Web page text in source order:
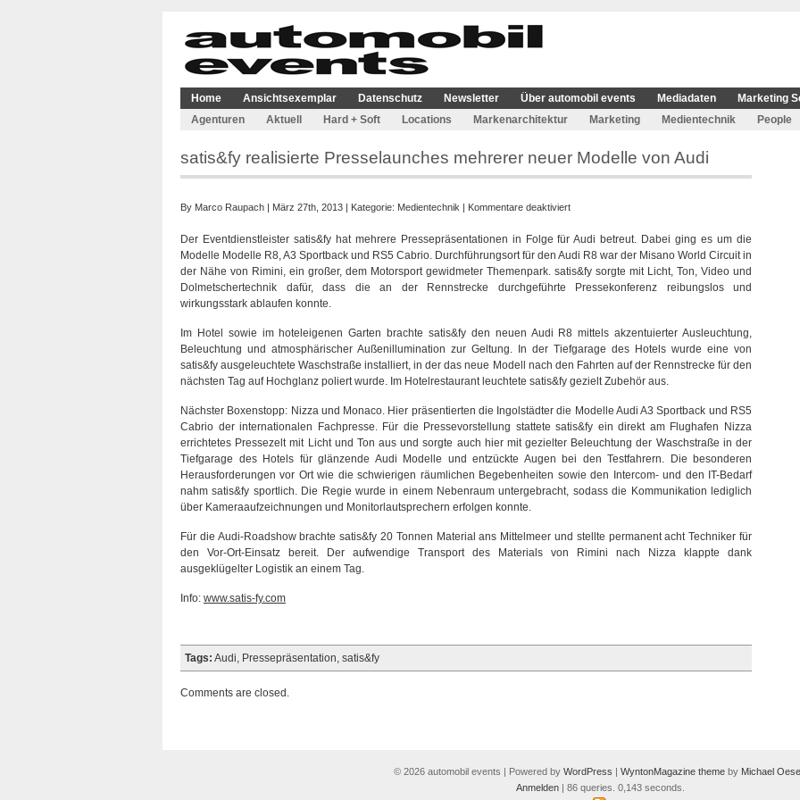
Home Ansichtsexemplar Datenschutz Newsletter Über automobil events Mediadaten
Marketing
Agenturen
Aktuell Hard + Soft Locations Markenarchitektur Marketing Medientechnik People
satis&fy realisierte Presselaunches mehrerer neuer Modelle von Audi
By Marco Raupach | März 27th, 2013 | Kategorie: Medientechnik | Kommentare deaktiviertfür
realisierte
Presselaunches
mehrerer
neuer
Audi
Der Eventdienstleister satis&fy hat mehrere Pressepräsentationen in Folge für Audi betreut. Dabei ging es um die
Modelle Modelle R8, A3 Sportback und RS5 Cabrio. Durchführungsort für den Audi R8 war der Misano World Circuit in
der Nähe von Rimini, ein großer, dem Motorsport gewidmeter Themenpark. satis&fy sorgte mit Licht, Ton, Video und
Dolmetschertechnik dafür, dass die an der Rennstrecke durchgeführte Pressekonferenz reibungslos und
wirkungsstark ablaufen konnte.
Im Hotel sowie im hoteleigenen Garten brachte satis&fy den neuen Audi R8 mittels akzentuierter Ausleuchtung,
Beleuchtung und atmosphärischer Außenillumination zur Geltung. In der Tiefgarage des Hotels wurde eine von
satis&fy ausgeleuchtete Waschstraße installiert, in der das neue Modell nach den Fahrten auf der Rennstrecke für den
nächsten Tag auf Hochglanz poliert wurde. Im Hotelrestaurant leuchtete satis&fy gezielt Zubehör aus.
Nächster Boxenstopp: Nizza und Monaco. Hier präsentierten die Ingolstädter die Modelle Audi A3 Sportback und RS5
Cabrio der internationalen Fachpresse. Für die Pressevorstellung stattete satis&fy ein direkt am Flughafen Nizza
errichtetes Pressezelt mit Licht und Ton aus und sorgte auch hier mit gezielter Beleuchtung der Waschstraße in der
Tiefgarage des Hotels für glänzende Audi Modelle und entzückte Augen bei den Testfahrern. Die besonderen
Herausforderungen vor Ort wie die schwierigen räumlichen Begebenheiten sowie den Intercom- und den IT-Bedarf
nahm satis&fy sportlich. Die Regie wurde in einem Nebenraum untergebracht, sodass die Kommunikation lediglich
über Kameraaufzeichnungen und Monitorlautsprechern erfolgen konnte.
Für die Audi-Roadshow brachte satis&fy 20 Tonnen Material ans Mittelmeer und stellte permanent acht Techniker für
den Vor-Ort-Einsatz bereit. Der aufwendige Transport des Materials von Rimini nach Nizza klappte dank
ausgeklügelter Logistik an einem Tag.
Info: www.satis-fy.com
Tags: Audi, Pressepräsentation, satis&fy
Comments are closed.
© 2026 automobil events | Powered by WordPress | WyntonMagazine theme by Michael
Anmelden| 86 queries. 0,143 seconds.